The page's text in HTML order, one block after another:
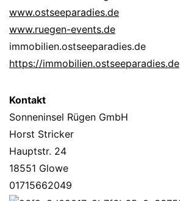
www.ostseeparadies.de
www.ruegen-events.de
immobilien.ostseeparadies.de
https://immobilien.ostseeparadies.de
Kontakt
Sonneninsel Rügen GmbH
Horst Stricker
Hauptstr. 24
18551 Glowe
01715662049